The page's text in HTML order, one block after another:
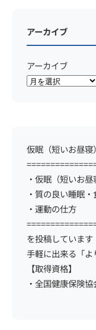
アーカイブ
アーカイブ
仮眠（短いお昼寝
・仮眠（短いお
・質の良い睡眠
・運動の仕方
を投稿しています
手軽に出来る「よ
【取得資格】
・全国健康保険